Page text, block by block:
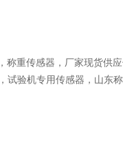
称重传感器，厂家现货供
试验机专用传感器，山东